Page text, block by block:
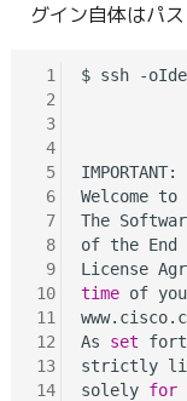
グイン自体はパ
1
2
3
4
5
6
7
8
9
10
11
12
13
14
$ ssh -
IMPORTANT:
Welcome
The
of the End
time of
As set
strictly
solely for